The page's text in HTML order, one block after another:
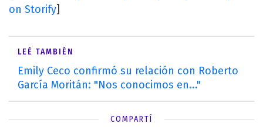
on Storify]
LEÉ TAMBIÉN
Emily Ceco confirmó su relación con Roberto
García Moritán: "Nos conocimos en..."
COMPARTÍ